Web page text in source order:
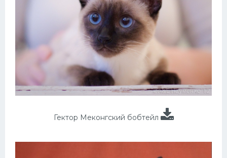
Гектор Меконгский бобтейл